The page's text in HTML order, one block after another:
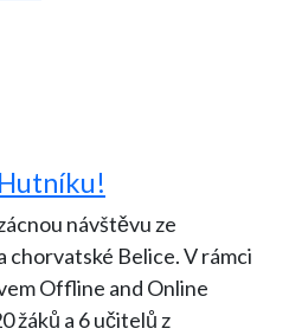
návštěvu ze
Belice. V rámci
Offline and Online
žáků a 6 učitelů z